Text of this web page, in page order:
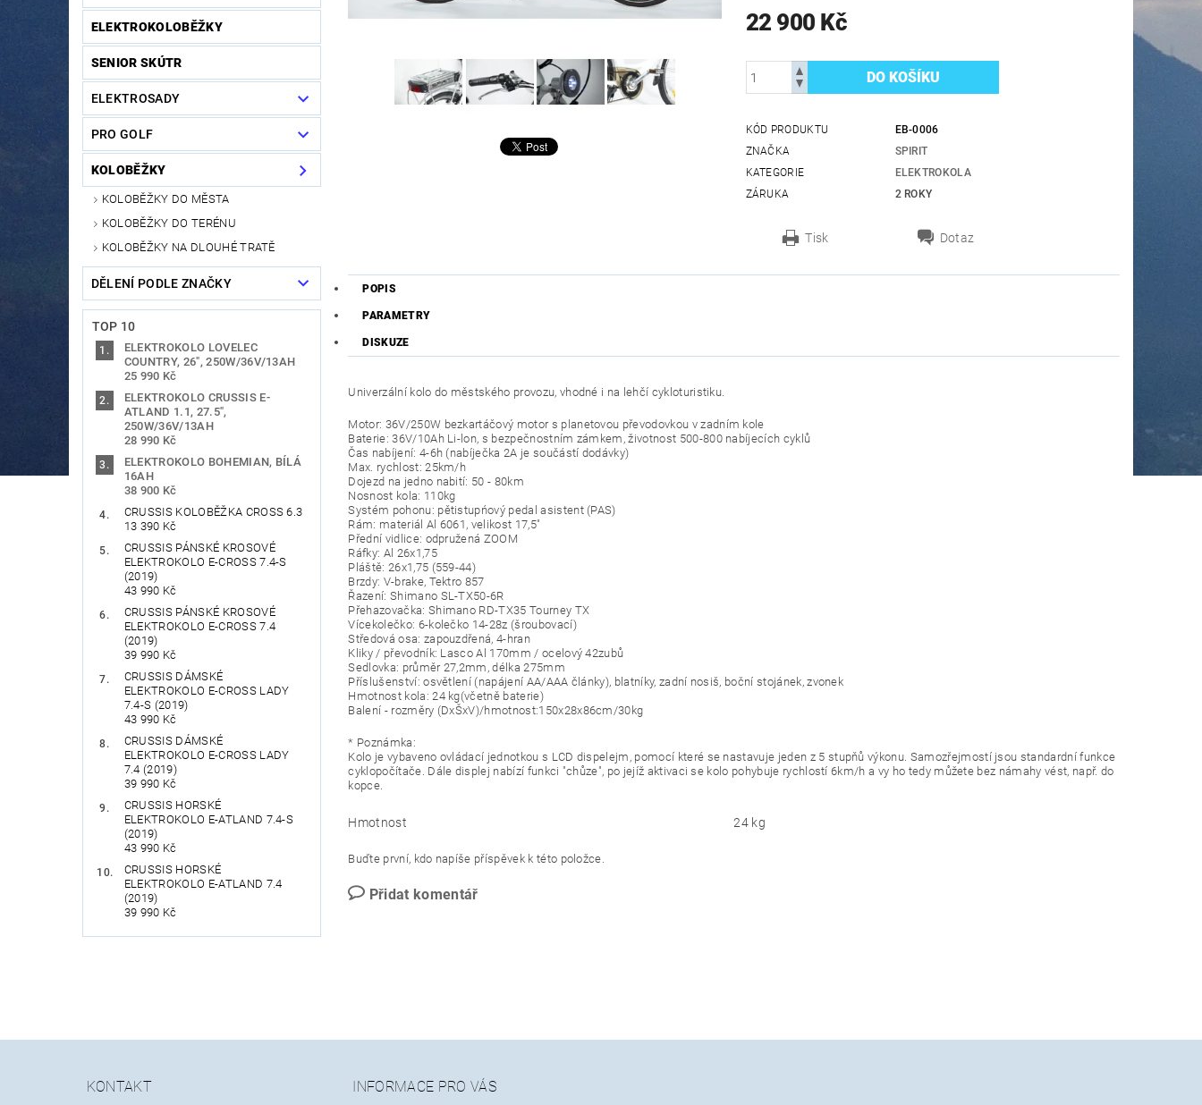
ELEKTROKOLOBĚŽKY
SENIOR SKÚTR
ELEKTROSADY
PRO GOLF
KOLOBĚŽKY
KOLOBĚŽKY DO MĚSTA
KOLOBĚŽKY DO TERÉNU
KOLOBĚŽKY NA DLOUHÉ TRATĚ
DĚLENÍ PODLE ZNAČKY
TOP 10
ELEKTROKOLO LOVELEC
COUNTRY, 26", 250W/36V/13AH
25 990 Kč
ELEKTROKOLO CRUSSIS E-
ATLAND 1.1, 27.5",
250W/36V/13AH
28 990 Kč
ELEKTROKOLO BOHEMIAN, BÍLÁ
16AH
38 900 Kč
CRUSSIS KOLOBĚŽKA CROSS 6.3
13 390 Kč
CRUSSIS PÁNSKÉ KROSOVÉ
ELEKTROKOLO E-CROSS 7.4-S
(2019)
43 990 Kč
CRUSSIS PÁNSKÉ KROSOVÉ
ELEKTROKOLO E-CROSS 7.4
(2019)
39 990 Kč
CRUSSIS DÁMSKÉ
ELEKTROKOLO E-CROSS LADY
7.4-S (2019)
43 990 Kč
CRUSSIS DÁMSKÉ
ELEKTROKOLO E-CROSS LADY
7.4 (2019)
39 990 Kč
CRUSSIS HORSKÉ
ELEKTROKOLO E-ATLAND 7.4-S
(2019)
43 990 Kč
CRUSSIS HORSKÉ
ELEKTROKOLO E-ATLAND 7.4
(2019)
39 990 Kč
22 900 Kč
KÓD PRODUKTU
EB-0006
ZNAČKA
SPIRIT
KATEGORIE
ELEKTROKOLA
ZÁRUKA
2 ROKY
Tisk Dotaz
POPIS
PARAMETRY
DISKUZE
Univerzální kolo do městského provozu, vhodné i na lehčí cykloturistiku.
Motor: 36V/250W bezkartáčový motor s planetovou převodovkou v zadním kole
Baterie: 36V/10Ah Li-lon, s bezpečnostním zámkem, životnost 500-800 nabíjecích cyklů
Čas nabíjení: 4-6h (nabíječka 2A je součástí dodávky)
Max. rychlost: 25km/h
Dojezd na jedno nabití: 50 - 80km
Nosnost kola: 110kg
Systém pohonu: pětistupńový pedal asistent (PAS)
Rám: materiál Al 6061, velikost 17,5"
Přední vidlice: odpružená ZOOM
Ráfky: Al 26x1,75
Pláště: 26x1,75 (559-44)
Brzdy: V-brake, Tektro 857
Řazení: Shimano SL-TX50-6R
Přehazovačka: Shimano RD-TX35 Tourney TX
Vícekolečko: 6-kolečko 14-28z (šroubovací)
Středová osa: zapouzdřená, 4-hran
Kliky / převodník: Lasco Al 170mm / ocelový 42zubů
Sedlovka: průměr 27,2mm, délka 275mm
Příslušenství: osvětlení (napájení AA/AAA články), blatníky, zadní nosiš, boční stojánek, zvonek
Hmotnost kola: 24 kg(včetně baterie)
Balení - rozměry (DxŠxV)/hmotnost:150x28x86cm/30kg
* Poznámka:
Kolo je vybaveno ovládací jednotkou s LCD dispelejm, pomocí které se nastavuje jeden z 5 stupňů výkonu. Samozřejmostí jsou standardní funkce
cyklopočítače. Dále displej nabízí funkci "chůze", po jejíž aktivaci se kolo pohybuje rychlostí 6km/h a vy ho tedy můžete bez námahy vést, např. do
kopce.
Hmotnost 24 kg
Buďte první, kdo napíše příspěvek k této položce.
Přidat komentář
KONTAKT INFORMACE PRO VÁS